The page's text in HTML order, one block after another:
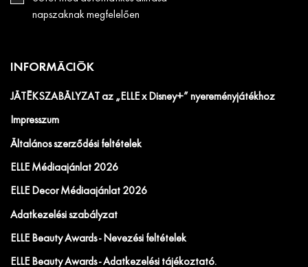
napszaknak megfelelően
INFORMÁCIÓK
JÁTÉKSZABÁLYZAT az „ELLE x Disney+” nyereményjátékhoz
Impresszum
Általános szerződési feltételek
ELLE Médiaajánlat 2026
ELLE Decor Médiaajánlat 2026
Adatkezelési szabályzat
ELLE Beauty Awards - Nevezési feltételek
ELLE Beauty Awards - Adatkezelési tájékoztató.